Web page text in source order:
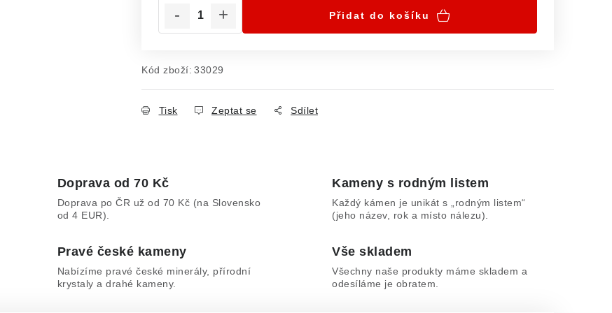
Přidat do košíku
Kód zboží: 33029
Tisk Zeptat se Sdílet
Doprava od 70 Kč
Doprava po ČR už od 70 Kč (na Slovensko
od 4 EUR).
Kameny s rodným listem
Každý kámen je unikát s „rodným listem“
(jeho název, rok a místo nálezu).
Pravé české kameny
Nabízíme pravé české minerály, přírodní
krystaly a drahé kameny.
Vše skladem
Všechny naše produkty máme skladem a
odesíláme je obratem.